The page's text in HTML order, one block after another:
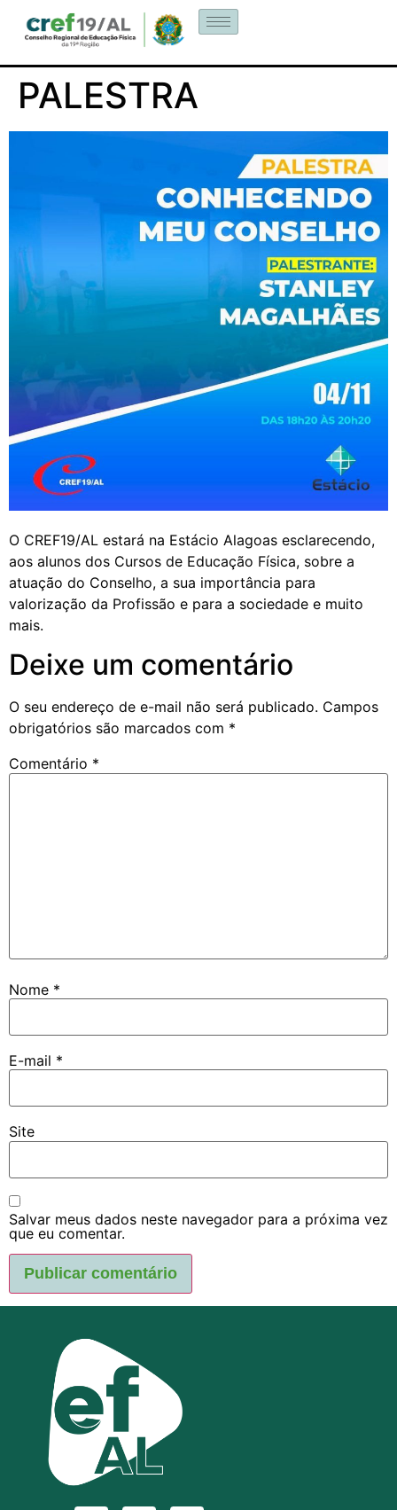
PALESTRA
O CREF19/AL estará na Estácio Alagoas esclarecendo,
aos alunos dos Cursos de Educação Física, sobre a
atuação do Conselho, a sua importância para
valorização da Profissão e para a sociedade e muito
mais.
Deixe um comentário
O seu endereço de e-mail não será publicado. Campos
obrigatórios são marcados com *
Comentário *
Nome *
E-mail *
Site
Salvar meus dados neste navegador para a próxima vez
que eu comentar.